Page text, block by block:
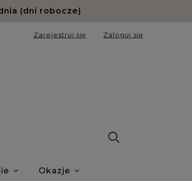
(dni robocze)
Zarejestruj się Zaloguj się
Okazje